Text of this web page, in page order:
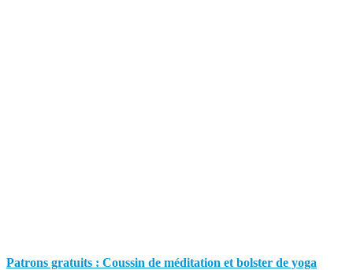
Patrons gratuits : Coussin de méditation et bolster de yoga